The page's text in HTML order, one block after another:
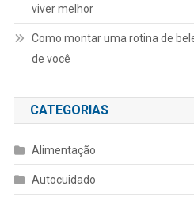
viver melhor
Como montar uma rotina de
de você
CATEGORIAS
Alimentação
Autocuidado